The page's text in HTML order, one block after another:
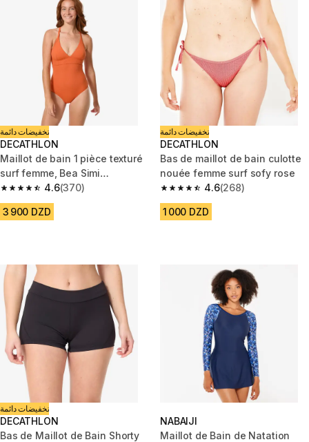
تخفيضات دائمة
DECATHLON
Maillot de bain 1 pièce texturé
surf femme, Bea Simi
terracotta4.6
4.6 out of 5 stars from 370 reviews
(370)
3 900 DZD
تخفيضات دائمة
DECATHLON
Bas de maillot de bain culotte
nouée femme surf sofy rose
4.6
4.6 out of 5 stars from 268
(268)
1 000 DZD
تخفيضات دائمة
DECATHLON
Bas de Maillot de Bain Shorty
NABAIJI
Maillot de Bain de Natation